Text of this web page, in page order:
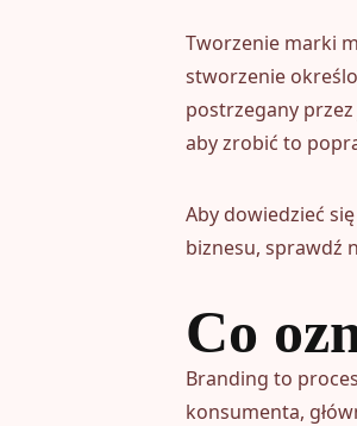
Tworzenie marki
stworzenie
postrzegany
aby zrobić to
Aby dowiedzieć
biznesu, sprawdź
Co
Branding to
konsumenta,